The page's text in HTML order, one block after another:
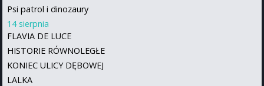
Psi patrol i dinozaury
14 sierpnia
FLAVIA DE LUCE
HISTORIE RÓWNOLEGŁE
KONIEC ULICY DĘBOWEJ
LALKA